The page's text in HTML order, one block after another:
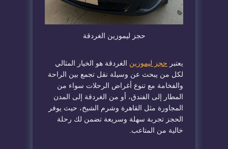
حجز ليموزين الغردقة
يعتبر حجز ليموزين الغردقة هو الخيار المثالي
لكل من يبحث عن وسيلة نقل تجمع بين الراحة
والفخامة مع تنوع أغراض الرحلات سواء من
المطار إلى الفندق، أو من الغردقة إلى المدن
المجاورة مثل القاهرة وشرم الشيخ، حيث يوفر
الحجز تجربة سهلة وسريعة تضمن لك رحلة
خالية من المتاعب.